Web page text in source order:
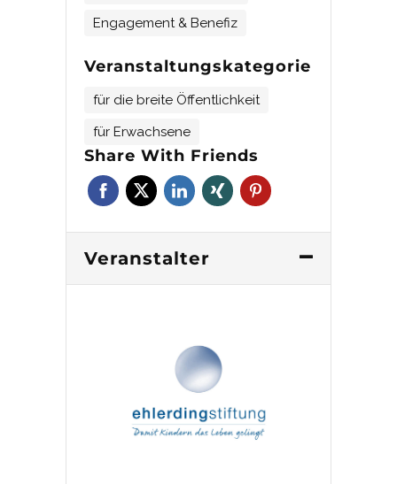
Engagement & Benefiz
Veranstaltungskategorie
für die breite Öffentlichkeit
für Erwachsene
Share With Friends
Veranstalter